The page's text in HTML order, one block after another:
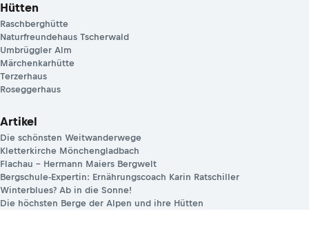
Hütten
Raschberghütte
Naturfreundehaus Tscherwald
Umbrüggler Alm
Märchenkarhütte
Terzerhaus
Roseggerhaus
Artikel
Die schönsten Weitwanderwege
Kletterkirche Mönchengladbach
Flachau – Hermann Maiers Bergwelt
Bergschule-Expertin: Ernährungscoach Karin Ratschiller
Winterblues? Ab in die Sonne!
Die höchsten Berge der Alpen und ihre Hütten